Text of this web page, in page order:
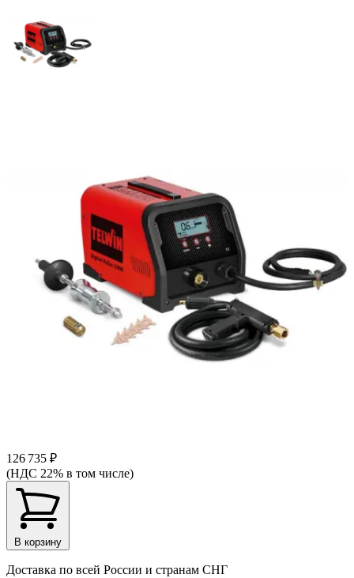
126 735 ₽
(НДС 22% в том числе)
В корзину
Доставка по всей России и странам СНГ